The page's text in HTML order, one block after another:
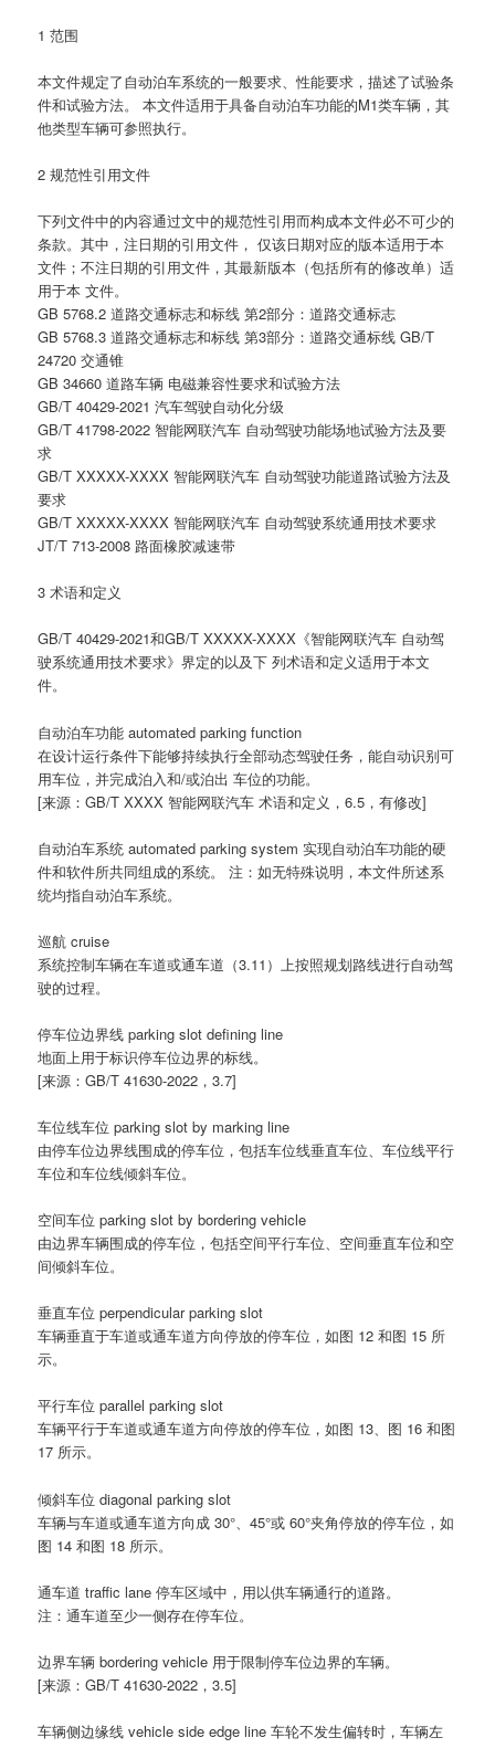
1 范围
本文件规定了自动泊车系统的一般要求、性能要求，描述了试验条
件和试验方法。 本文件适用于具备自动泊车功能的M1类车辆，其
他类型车辆可参照执行。
2 规范性引用文件
下列文件中的内容通过文中的规范性引用而构成本文件必不可少的
条款。其中，注日期的引用文件， 仅该日期对应的版本适用于本
文件；不注日期的引用文件，其最新版本（包括所有的修改单）适
用于本 文件。
GB 5768.2 道路交通标志和标线 第2部分：道路交通标志
GB 5768.3 道路交通标志和标线 第3部分：道路交通标线 GB/T
24720 交通锥
GB 34660 道路车辆 电磁兼容性要求和试验方法
GB/T 40429-2021 汽车驾驶自动化分级
GB/T 41798-2022 智能网联汽车 自动驾驶功能场地试验方法及要
求
GB/T XXXXX-XXXX 智能网联汽车 自动驾驶功能道路试验方法及
要求
GB/T XXXXX-XXXX 智能网联汽车 自动驾驶系统通用技术要求
JT/T 713-2008 路面橡胶减速带
3 术语和定义
GB/T 40429-2021和GB/T XXXXX-XXXX《智能网联汽车 自动驾
驶系统通用技术要求》界定的以及下 列术语和定义适用于本文
件。
自动泊车功能 automated parking function
在设计运行条件下能够持续执行全部动态驾驶任务，能自动识别可
用车位，并完成泊入和/或泊出 车位的功能。
[来源：GB/T XXXX 智能网联汽车 术语和定义，6.5，有修改]
自动泊车系统 automated parking system 实现自动泊车功能的硬
件和软件所共同组成的系统。 注：如无特殊说明，本文件所述系
统均指自动泊车系统。
巡航 cruise
系统控制车辆在车道或通车道（3.11）上按照规划路线进行自动驾
驶的过程。
停车位边界线 parking slot defining line
地面上用于标识停车位边界的标线。
[来源：GB/T 41630-2022，3.7]
车位线车位 parking slot by marking line
由停车位边界线围成的停车位，包括车位线垂直车位、车位线平行
车位和车位线倾斜车位。
空间车位 parking slot by bordering vehicle
由边界车辆围成的停车位，包括空间平行车位、空间垂直车位和空
间倾斜车位。
垂直车位 perpendicular parking slot
车辆垂直于车道或通车道方向停放的停车位，如图 12 和图 15 所
示。
平行车位 parallel parking slot
车辆平行于车道或通车道方向停放的停车位，如图 13、图 16 和图
17 所示。
倾斜车位 diagonal parking slot
车辆与车道或通车道方向成 30°、45°或 60°夹角停放的停车位，如
图 14 和图 18 所示。
通车道 traffic lane 停车区域中，用以供车辆通行的道路。
注：通车道至少一侧存在停车位。
边界车辆 bordering vehicle 用于限制停车位边界的车辆。
[来源：GB/T 41630-2022，3.5]
车辆侧边缘线 vehicle side edge line 车轮不发生偏转时，车辆左